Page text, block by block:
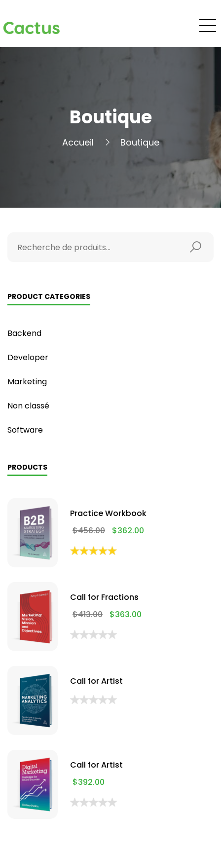
Cactus
Boutique
Accueil Boutique
PRODUCT CATEGORIES
Backend
Developer
Marketing
Non classé
Software
PRODUCTS
Practice Workbook
$456.00 $362.00
Call for Fractions
$413.00 $363.00
Call for Artist
Call for Artist
$392.00